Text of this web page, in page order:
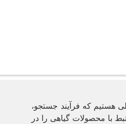
هستیم که فرآیند جستجو،
با محصولات گیاهی را در